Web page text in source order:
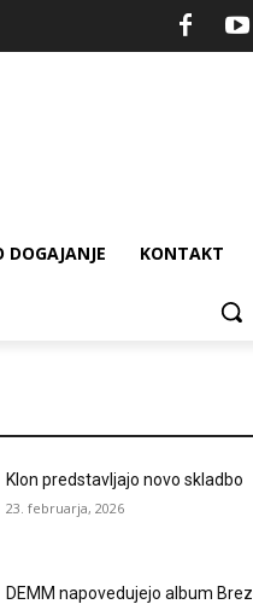
DOGAJANJE KONTAKT
Klon predstavljajo novo skladbo
23. februarja, 2026
DEMM napovedujejo album Brez